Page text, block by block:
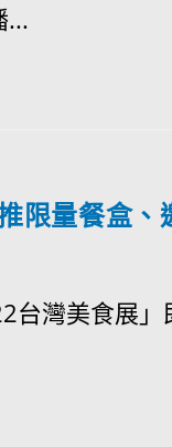
...
量餐盒、
台灣美食展